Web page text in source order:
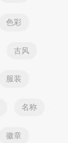
色彩
古风
服装
名称
徽章